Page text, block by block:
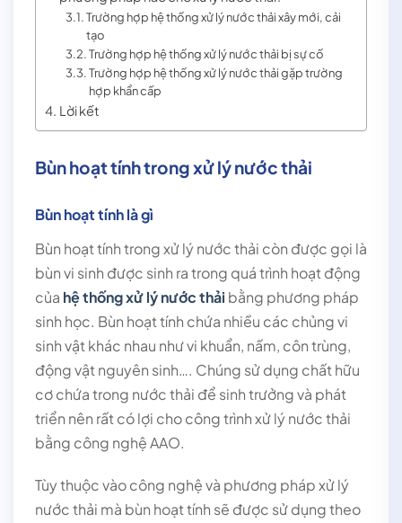
Trường hợp hệ thống xử lý nước thải xây mới, cải
tạo
Trường hợp hệ thống xử lý nước thải bị sự cố
Trường hợp hệ thống xử lý nước thải gặp trường
hợp khẩn cấp
Lời kết
Bùn hoạt tính trong xử lý nước thải
Bùn hoạt tính là gì
Bùn hoạt tính trong xử lý nước thải còn được gọi là
bùn vi sinh được sinh ra trong quá trình hoạt động
của hệ thống xử lý nước thải bằng phương pháp
sinh học. Bùn hoạt tính chứa nhiều các chủng vi
sinh vật khác nhau như vi khuẩn, nấm, côn trùng,
động vật nguyên sinh…. Chúng sử dụng chất hữu
cơ chứa trong nước thải để sinh trưởng và phát
triển nên rất có lợi cho công trình xử lý nước thải
bằng công nghệ AAO.
Tùy thuộc vào công nghệ và phương pháp xử lý
nước thải mà bùn hoạt tính sẽ được sử dụng theo